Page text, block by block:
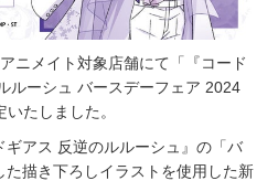
ニメイト対象店舗にて「『コード
ルーシュ バースデーフェア 2024
たしました。
アス 反逆のルルーシュ』の「バ
描き下ろしイラストを使用した新